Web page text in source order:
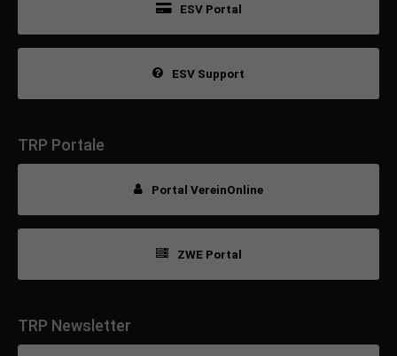
ESV Portal
ESV Support
TRP Portale
Portal VereinOnline
ZWE Portal
TRP Newsletter